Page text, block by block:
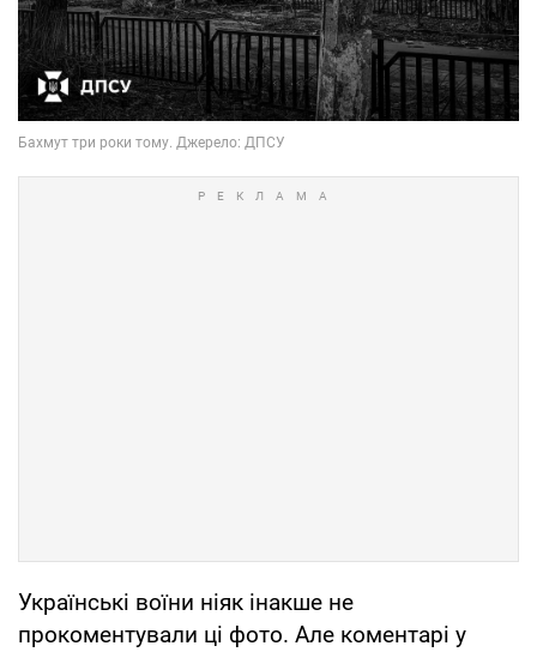
Українські воїни ніяк інакше не
прокоментували ці фото. Але коментарі у